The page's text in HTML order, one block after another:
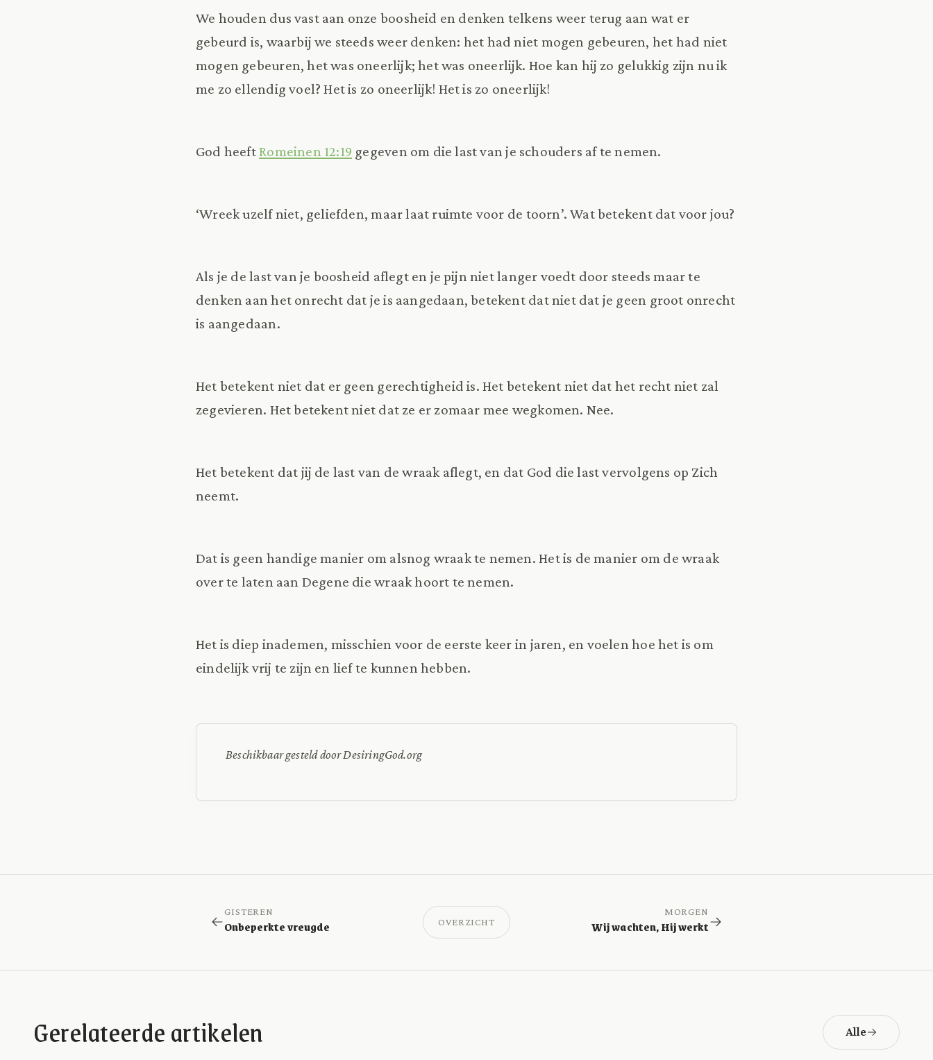
We houden dus vast aan onze boosheid en denken telkens weer terug aan wat er
gebeurd is, waarbij we steeds weer denken: het had niet mogen gebeuren, het had niet
mogen gebeuren, het was oneerlijk; het was oneerlijk. Hoe kan hij zo gelukkig zijn nu ik
me zo ellendig voel? Het is zo oneerlijk! Het is zo oneerlijk!
God heeftRomeinen 12:19 gegeven om die last van je schouders af te nemen.
‘Wreek uzelf niet, geliefden, maar laat ruimte voor de toorn’. Wat betekent dat voor jou?
Als je de last van je boosheid aflegt en je pijn niet langer voedt door steeds maar te
denken aan het onrecht dat je is aangedaan, betekent dat niet dat je geen groot onrecht
is aangedaan.
Het betekent niet dat er geen gerechtigheid is. Het betekent niet dat het recht niet zal
zegevieren. Het betekent niet dat ze er zomaar mee wegkomen. Nee.
Het betekent dat jij de last van de wraak aflegt, en dat God die last vervolgens op Zich
neemt.
Dat is geen handige manier om alsnog wraak te nemen. Het is de manier om de wraak
over te laten aan Degene die wraak hoort te nemen.
Het is diep inademen, misschien voor de eerste keer in jaren, en voelen hoe het is om
eindelijk vrij te zijn en lief te kunnen hebben.
Beschikbaar gesteld door DesiringGod.org
GISTEREN
Onbeperkte vreugde OVERZICHT
MORGEN
Wij wachten, Hij werkt
Gerelateerde artikelen Alle